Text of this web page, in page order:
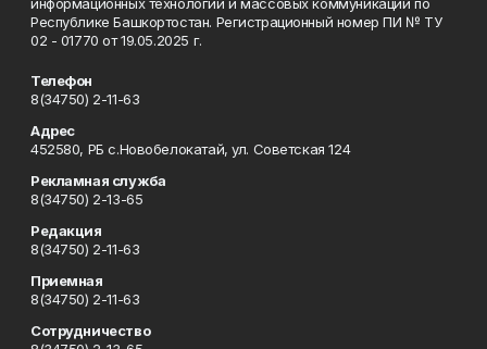
Республике Башкортостан. Регистрационный номер ПИ № ТУ
02 - 01770 от 19.05.2025 г.
Телефон
8(34750) 2-11-63
Адрес
452580, РБ с.Новобелокатай, ул. Советская 124
Рекламная служба
8(34750) 2-13-65
Редакция
8(34750) 2-11-63
Приемная
8(34750) 2-11-63
Сотрудничество